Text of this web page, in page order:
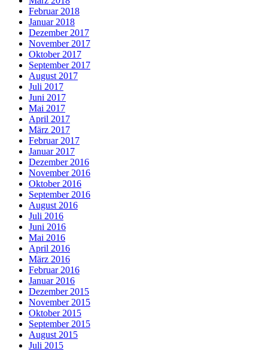
Februar 2018
Januar 2018
Dezember 2017
November 2017
Oktober 2017
September 2017
August 2017
Juli 2017
Juni 2017
Mai 2017
April 2017
März 2017
Februar 2017
Januar 2017
Dezember 2016
November 2016
Oktober 2016
September 2016
August 2016
Juli 2016
Juni 2016
Mai 2016
April 2016
März 2016
Februar 2016
Januar 2016
Dezember 2015
November 2015
Oktober 2015
September 2015
August 2015
Juli 2015